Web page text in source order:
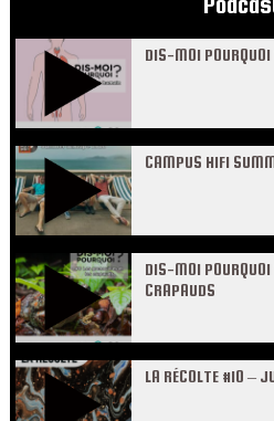
DIS-MOI
CAMPUS HIFI
DIS-MOI POURQUOI
CRAPAUDS
LA RÉCOLTE #10 –